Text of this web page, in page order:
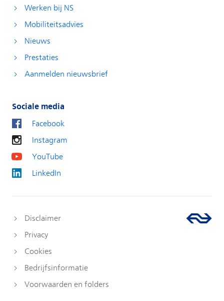
Werken bij NS
Mobiliteitsadvies
Nieuws
Prestaties
Aanmelden nieuwsbrief
Sociale media
Facebook
Instagram
YouTube
LinkedIn
Disclaimer
Privacy
Cookies
Bedrijfsinformatie
Voorwaarden en folders